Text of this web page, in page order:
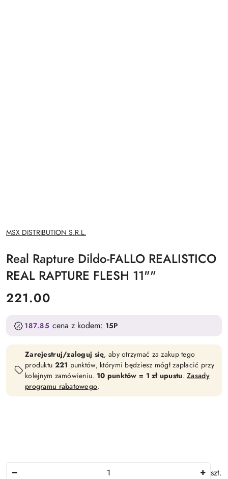
NAZWA
PRODUCENTA:
MSX DISTRIBUTION S.R.L.
Real Rapture Dildo-FALLO REALISTICO
REAL RAPTURE FLESH 11""
cena:
221.00
187.85 cena z kodem: 15P
Zarejestruj/zaloguj się, aby otrzymać za zakup tego
produktu 221 punktów, którymi będziesz mógł zapłacić przy
kolejnym zamówieniu. 10 punktów = 1 zł upustu.Zasady
programu rabatowego.
szt.